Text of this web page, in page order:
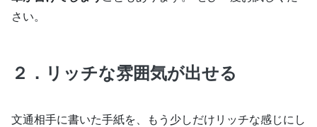
さい。
２．リッチな雰囲気が出せる
文通相手に書いた手紙を、もう少しだけリッチな感じにし